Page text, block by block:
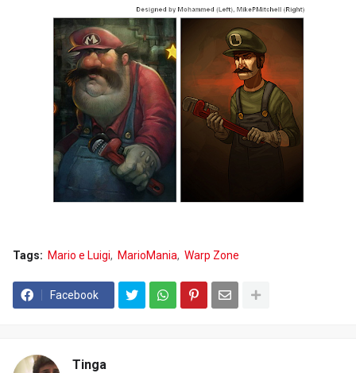
Tags: Mario e Luigi MarioMania Warp Zone
Facebook
Tinga